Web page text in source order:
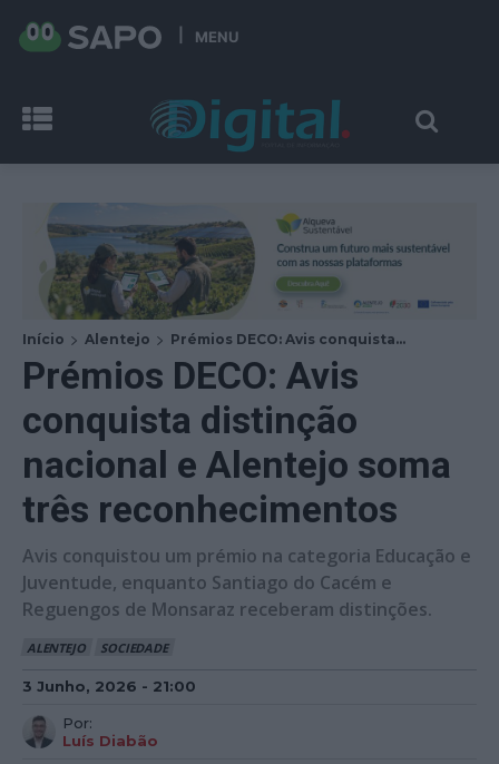
MENU
Início Alentejo Prémios DECO: Avis conquista...
Prémios DECO: Avis
conquista distinção
nacional e Alentejo soma
três reconhecimentos
Avis conquistou um prémio na categoria Educação e
Juventude, enquanto Santiago do Cacém e
Reguengos de Monsaraz receberam distinções.
ALENTEJO SOCIEDADE
3 Junho, 2026 - 21:00
Por:
Luís Diabão